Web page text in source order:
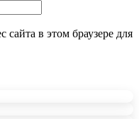
в этом браузере для